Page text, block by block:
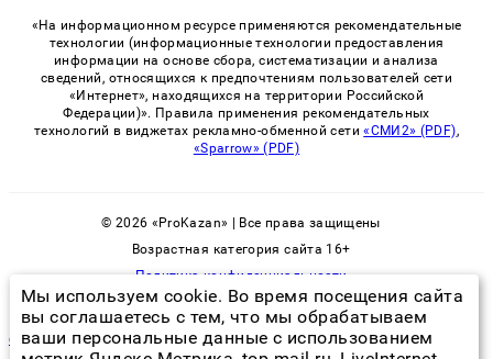
«На информационном ресурсе применяются рекомендательные
технологии (информационные технологии предоставления
информации на основе сбора, систематизации и анализа
сведений, относящихся к предпочтениям пользователей сети
«Интернет», находящихся на территории Российской
Федерации)». Правила применения рекомендательных
технологий в виджетах рекламно-обменной сети«СМИ2» (PDF),
«Sparrow» (PDF)
© 2026 «ProKazan» | Все права защищены
Возрастная категория сайта 16+
Политика конфиденциальности
сэс москва клопы уничтожение
Мы используем cookie. Во время посещения сайта
вы соглашаетесь с тем, что мы обрабатываем
ваши персональные данные с использованием